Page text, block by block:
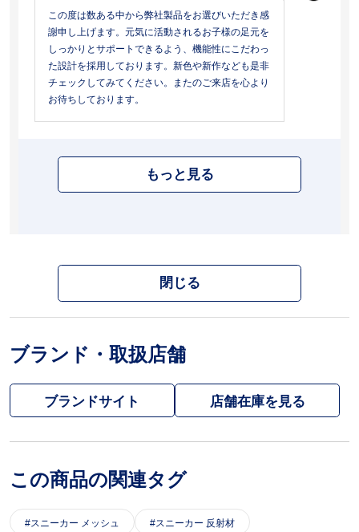
この度は数ある中から弊社製品をお選びいただき感
謝申し上げます。元気に活動されるお子様の足元を
しっかりとサポートできるよう、機能性にこだわっ
た設計を採用しております。新色や新作なども是非
チェックしてみてください。またのご来店を心より
お待ちしております。
もっと見る
閉じる
ブランド・取扱店舗
ブランドサイト
この商品の関連タグ
スニーカー メッシュ スニーカー 反射材